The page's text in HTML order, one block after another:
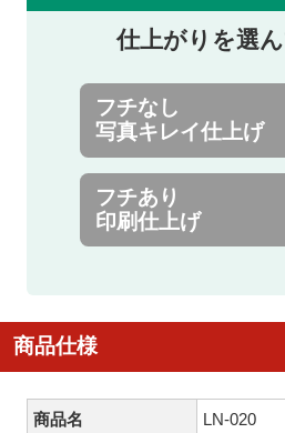
仕上がりを選
フチなし
写真キレイ仕上げ
フチあり
印刷仕上げ
商品仕様
商品名 LN-020